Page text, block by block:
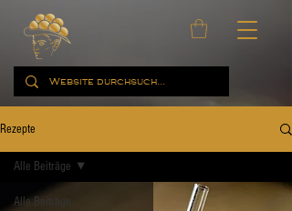
Rezepte
Alle Beiträge
Alle Beiträge